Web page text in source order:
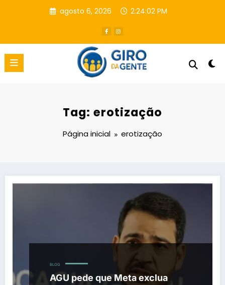
agosto 6, 2026 2:24:03 PM
Tag: erotização
Página inicial erotização
BLOG
AGU pede que Meta exclua